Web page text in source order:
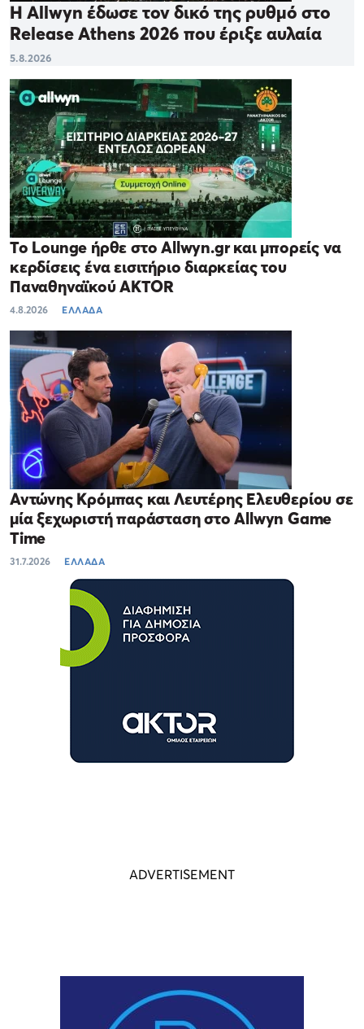
Η Allwyn έδωσε τον δικό της ρυθμό στο
Release Athens 2026 που έριξε αυλαία
5.8.2026
Το Lounge ήρθε στο Allwyn.gr και μπορείς να
κερδίσεις ένα εισιτήριο διαρκείας του
Παναθηναϊκού AKTOR
4.8.2026 ΕΛΛΑΔΑ
Αντώνης Κρόμπας και Λευτέρης Ελευθερίου σε
μία ξεχωριστή παράσταση στο Allwyn Game
Time
31.7.2026 ΕΛΛΑΔΑ